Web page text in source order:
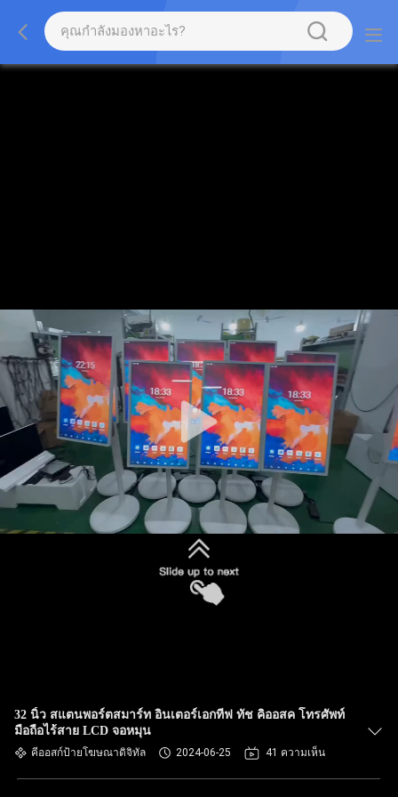
32 นิ้ว สแตนพอร์ตสมาร์ท อินเตอร์เอกทีฟ ทัช คิออสค โทรศัพท์
มือถือไร้สาย LCD จอหมุน
คีออสก์ป้ายโฆษณาดิจิทัล 2024-06-25 41 ความเห็น